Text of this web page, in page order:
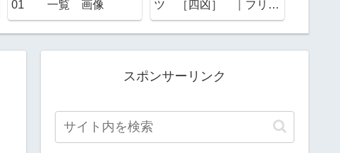
01 一覧 画像
ツ ［四凶］ ｜フリー
スポンサーリンク